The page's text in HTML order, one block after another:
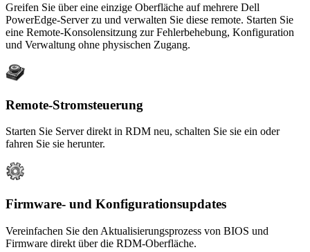
Greifen Sie über eine einzige Oberfläche auf mehrere Dell
PowerEdge-Server zu und verwalten Sie diese remote. Starten Sie
eine Remote-Konsolensitzung zur Fehlerbehebung, Konfiguration
und Verwaltung ohne physischen Zugang.
Remote-Stromsteuerung
Starten Sie Server direkt in RDM neu, schalten Sie sie ein oder
fahren Sie sie herunter.
Firmware- und Konfigurationsupdates
Vereinfachen Sie den Aktualisierungsprozess von BIOS und
Firmware direkt über die RDM-Oberfläche.